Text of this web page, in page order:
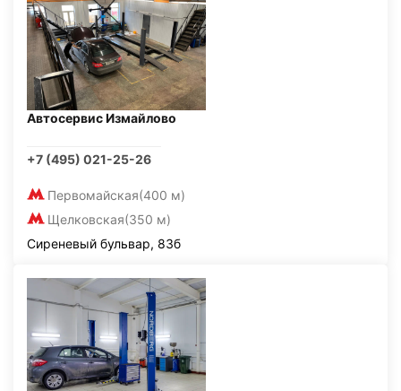
Автосервис Измайлово
+7 (495) 021-25-26
Первомайская(400 м)
Щелковская(350 м)
Сиреневый бульвар, 83б